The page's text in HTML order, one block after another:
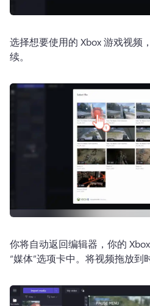
选择想要使用的 Xbox 游戏视频
续。
你将自动返回编辑器，你的
“媒体”选项卡中。 将视频拖放到